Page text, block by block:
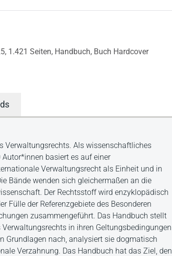
1.421 Seiten, Handbuch, Buch Hardcover
Verwaltungsrechts. Als wissenschaftliches
basiert es auf einer
Verwaltungsrecht als Einheit und in
Bände wenden sich gleichermaßen an die
Der Rechtsstoff wird enzyklopädisch
Fülle der Referenzgebiete des Besonderen
zusammengeführt. Das Handbuch stellt
in ihren Geltungsbedingungen
Grundlagen nach, analysiert sie dogmatisch
Verzahnung. Das Handbuch hat das Ziel, den